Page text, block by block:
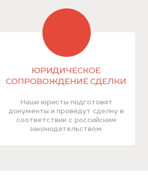
ЮРИДИЧЕСКОЕ
СОПРОВОЖДЕНИЕ СДЕЛКИ
Наши юристы подготовят
документы и проведут сделку в
соответствии с российским
законодательством.